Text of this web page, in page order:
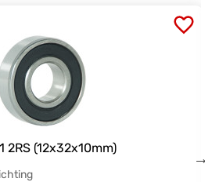
2RS (12x32x10mm)